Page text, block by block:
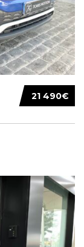
21 490€